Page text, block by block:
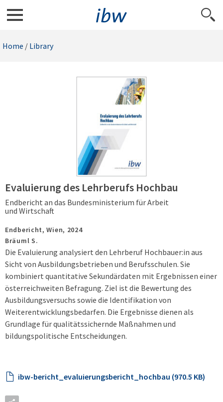
Home / Library
Evaluierung des Lehrberufs Hochbau
Endbericht an das Bundesministerium für Arbeit
und Wirtschaft
Endbericht,Wien, 2024
Bräuml S.
Die Evaluierung analysiert den Lehrberuf Hochbauer:in aus
Sicht von Ausbildungsbetrieben und Berufsschulen. Sie
kombiniert quantitative Sekundärdaten mit Ergebnissen einer
österreichweiten Befragung. Ziel ist die Bewertung des
Ausbildungsversuchs sowie die Identifikation von
Weiterentwicklungsbedarfen. Die Ergebnisse dienen als
Grundlage für qualitätssichernde Maßnahmen und
bildungspolitische Entscheidungen.
ibw-bericht_evaluierungsbericht_hochbau (970.5 KB)